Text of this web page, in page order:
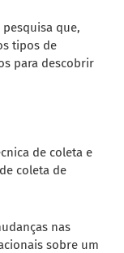
que,
tipos de
para descobrir
de coleta e
coleta de
nas
sobre um